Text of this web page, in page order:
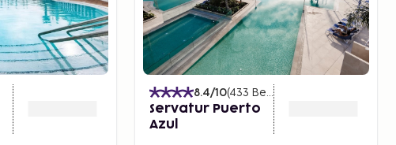
8.4/10(433 Betyg
Servatur Puerto
Azul